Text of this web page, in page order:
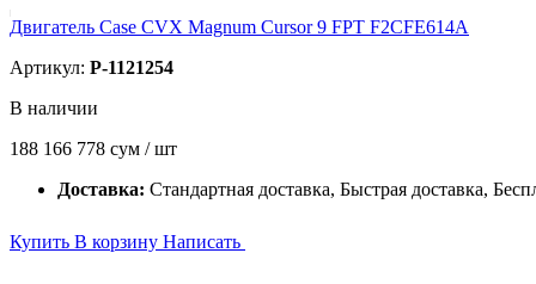
Двигатель Case CVX Magnum Cursor 9 FPT F2CFE614A
Артикул: P-1121254
В наличии
188 166 778 сум / шт
Доставка: Стандартная доставка, Быстрая доставка,
Купить В корзину Написать